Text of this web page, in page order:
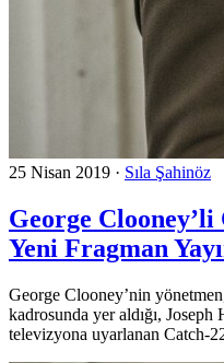
25 Nisan 2019 · Sıla Şahinöz
George
Yeni Fragman
George Clooney’nin
kadrosunda yer aldığı, Joseph
televizyona uyarlanan Catch-